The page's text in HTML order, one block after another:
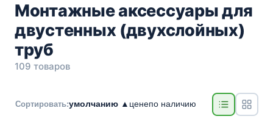
Монтажные аксессуары для
двустенных (двухслойных)
труб
109 товаров
Сортировать:умолчанию ▲ ценепо наличию